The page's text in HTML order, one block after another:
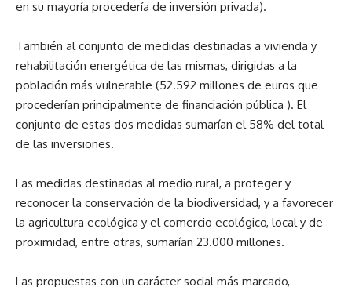
en su mayoría procedería de inversión privada).
También al conjunto de medidas destinadas a vivienda y
rehabilitación energética de las mismas, dirigidas a la
población más vulnerable (52.592 millones de euros que
procederían principalmente de financiación pública ). El
conjunto de estas dos medidas sumarían el 58% del total
de las inversiones.
Las medidas destinadas al medio rural, a proteger y
reconocer la conservación de la biodiversidad, y a favorecer
la agricultura ecológica y el comercio ecológico, local y de
proximidad, entre otras, sumarían 23.000 millones.
Las propuestas con un carácter social más marcado,